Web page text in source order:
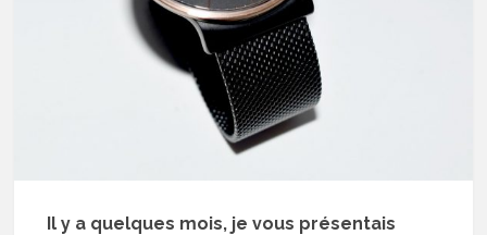
Il y a quelques mois, je vous présentais